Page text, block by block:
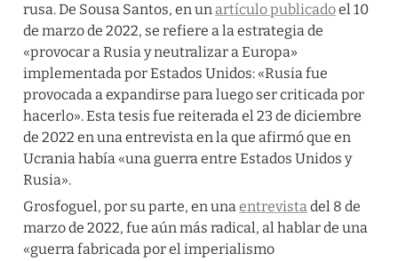
rusa. De Sousa Santos, en un artículo publicado el 10
de marzo de 2022, se refiere a la estrategia de
«provocar a Rusia y neutralizar a Europa»
implementada por Estados Unidos: «Rusia fue
provocada a expandirse para luego ser criticada por
hacerlo». Esta tesis fue reiterada el 23 de diciembre
de 2022 en una entrevista en la que afirmó que en
Ucrania había «una guerra entre Estados Unidos y
Rusia».
Grosfoguel, por su parte, en una entrevista del 8 de
marzo de 2022, fue aún más radical, al hablar de una
«guerra fabricada por el imperialismo